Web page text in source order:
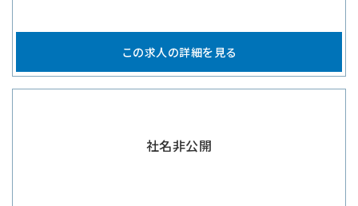
この求人の詳細を見る
社名非公開